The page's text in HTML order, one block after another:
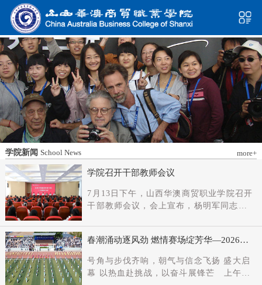
学院新闻 School News more+
学院召开干部教师会议
7月13日下午，山西华澳商贸职业学院召开
干部教师会议，会上宣布，杨明军同志任
记、督导专员职务。省委教育工委主持日
常工作的副书记（正厅长级），省教育厅
党组成员、副厅长王军出席会议并讲话。
新任党委书记杨明军同志、理事长刘耀国
春潮涌动逐风劲 燃情赛场绽芳华—2026年
号角与步伐齐响，朝气与信念飞扬 盛大启
幕 以热血赴挑战，以奋斗展锋芒 上午9